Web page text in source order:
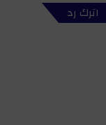
اترك رد